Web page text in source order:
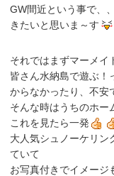
GW間近という事で、
きたいと思いま～す
それではまずマーメイ
皆さん水納島で遊ぶ！
からなかったり、不安
そんな時はうちのホ
これを見たら一発
大人気シュノーケリン
ていて
お写真付きでイメージ